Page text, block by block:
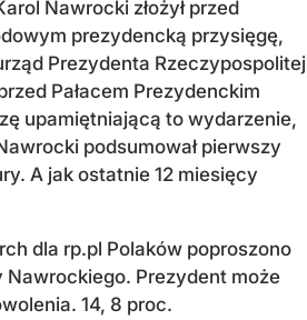
Nawrocki złożył przed
prezydencką przysięgę,
Prezydenta Rzeczypospolitej
Pałacem Prezydenckim
upamiętniającą to wydarzenie,
podsumował pierwszy
A jak ostatnie 12 miesięcy
dla rp.pl Polaków poproszono
Prezydent może
14, 8 proc.